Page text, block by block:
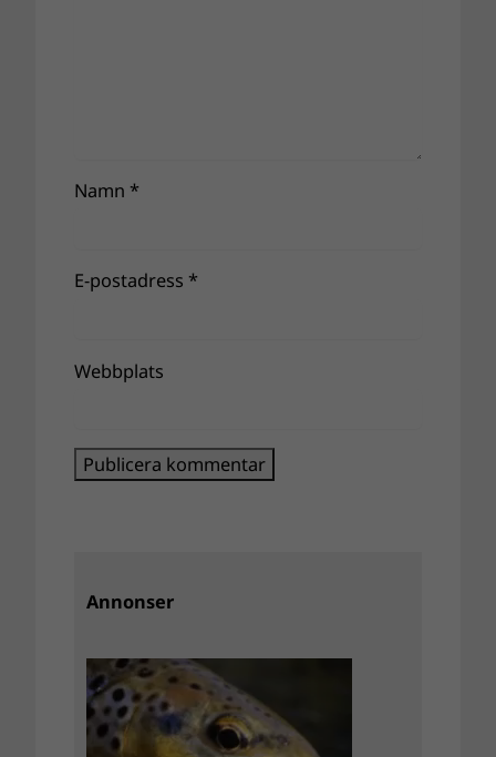
Namn *
E-postadress *
Webbplats
Annonser